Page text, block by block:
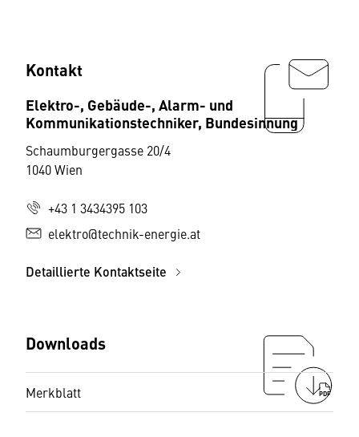
Kontakt
Elektro-, Gebäude-, Alarm- und
Kommunikationstechniker, Bundesinnung
Schaumburgergasse 20/4
1040 Wien
+43 1 3434395 103
elektro@technik-energie.at
Detaillierte Kontaktseite
Downloads
Merkblatt PDF